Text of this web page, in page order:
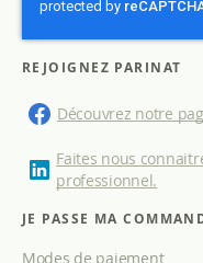
i
p
o
REJOIGNEZ PARINAT
Découvrez notre
Faites nous
professionnel.
JE PASSE MA
Modes de paiement